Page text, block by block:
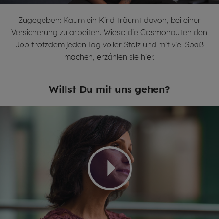
Zugegeben: Kaum ein Kind träumt davon, bei einer
Versicherung zu arbeiten. Wieso die Cosmonauten den
Job trotzdem jeden Tag voller Stolz und mit viel Spaß
machen, erzählen sie hier.
Willst Du mit uns gehen?